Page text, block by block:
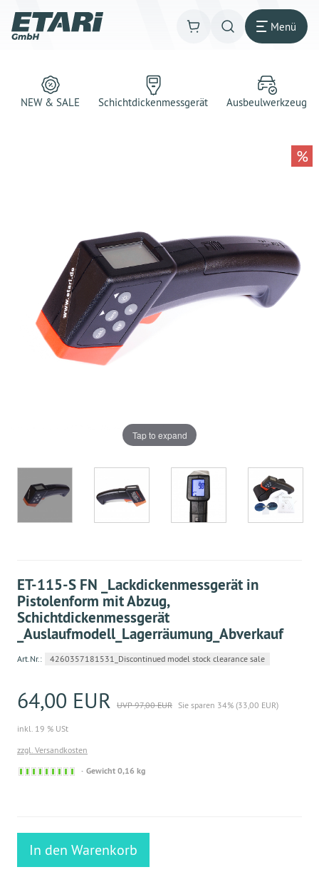
Menü
NEW & SALE Schichtdickenmessgerät Ausbeulwerkzeug
Tap to expand
%
ET-115-S FN _Lackdickenmessgerät in
Pistolenform mit Abzug,
Schichtdickenmessgerät
_Auslaufmodell_Lagerräumung_Abverkauf
Art.Nr.: 4260357181531_Discontinued model stock clearance sale
64,00 EUR UVP 97,00 EUR Sie sparen 34% (33,00 EUR)
inkl. 19 % USt
zzgl. Versandkosten
Sofort
Gewicht 0,16 kg
In den Warenkorb